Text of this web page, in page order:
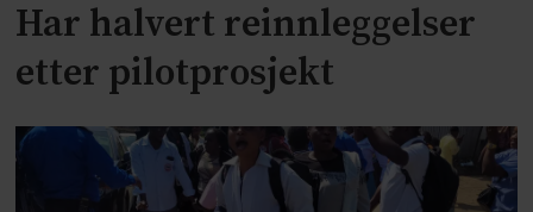
Har halvert reinnleggelser
etter pilotprosjekt